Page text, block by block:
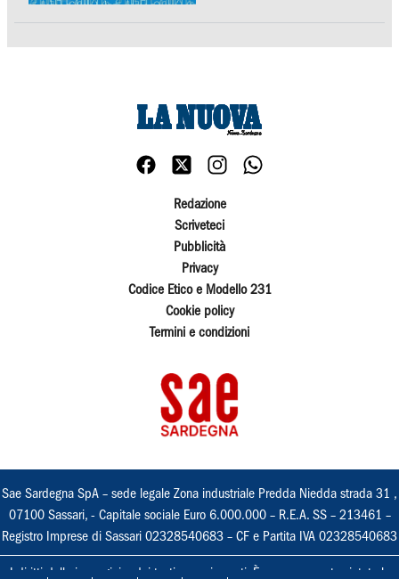
Redazione
Scriveteci
Pubblicità
Privacy
Codice Etico e Modello 231
Cookie policy
Termini e condizioni
Sae Sardegna SpA – sede legale Zona industriale Predda Niedda strada 31 ,
07100 Sassari, - Capitale sociale Euro 6.000.000 – R.E.A. SS – 213461 –
Registro Imprese di Sassari 02328540683 – CF e Partita IVA 02328540683
I diritti delle immagini e dei testi sono riservati. È espressamente vietata la